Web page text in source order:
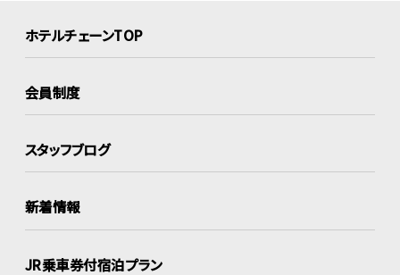
ホテルチェーンTOP
会員制度
スタッフブログ
新着情報
JR乗車券付宿泊プラン